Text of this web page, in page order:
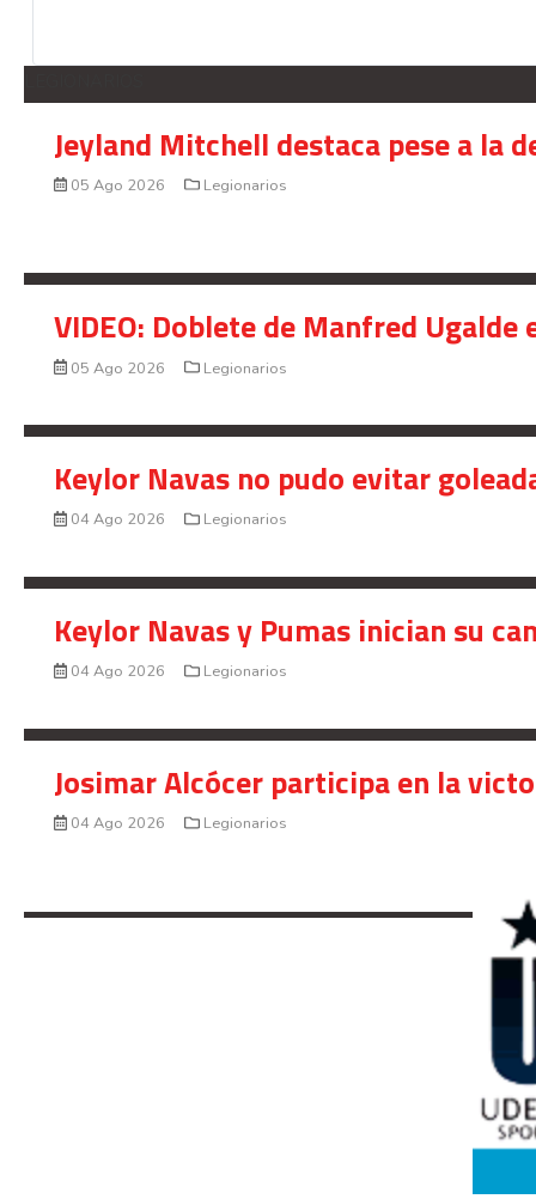
Jeyland Mitchell destaca pese a la
05 Ago 2026 Legionarios
VIDEO: Doblete de Manfred
05 Ago 2026 Legionarios
Keylor Navas no pudo evitar
04 Ago 2026 Legionarios
Keylor Navas y Pumas inician su
04 Ago 2026 Legionarios
Josimar Alcócer participa en la
04 Ago 2026 Legionarios